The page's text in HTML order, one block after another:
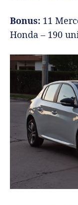
Bonus: 11
Honda – 190